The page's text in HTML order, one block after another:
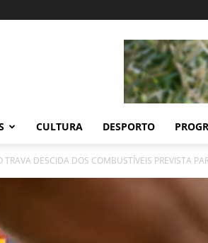
Trás-
e
Alto
CULTURA DESPORTO
TRAVA DESCIDA DOS COMBUSTÍVEIS PREVISTA